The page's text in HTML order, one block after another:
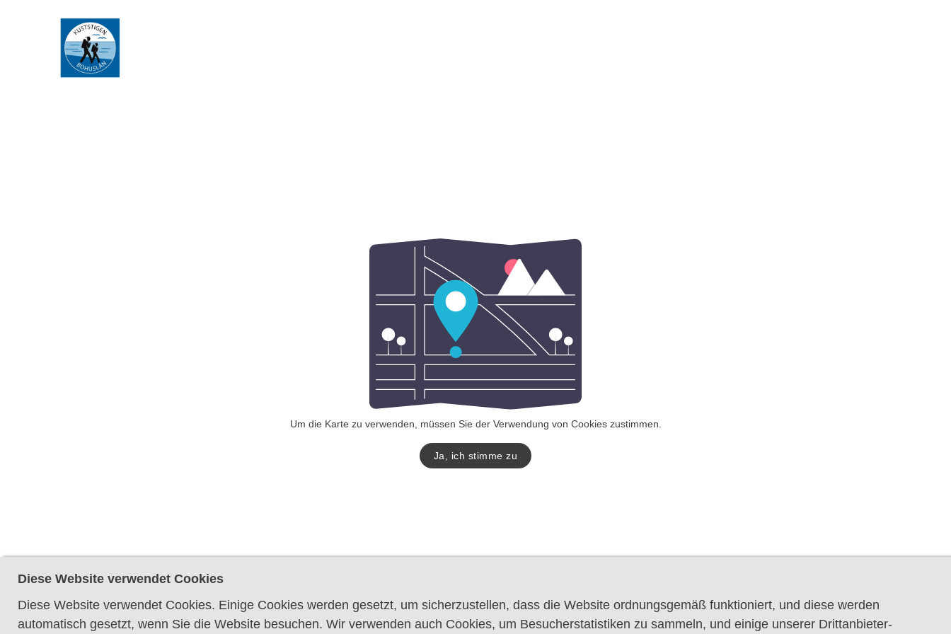
Um die Karte zu verwenden, müssen Sie der Verwendung von Cookies zustimmen.
Ja, ich stimme zu
Diese Website verwendet Cookies
Diese Website verwendet Cookies. Einige Cookies werden gesetzt, um sicherzustellen, dass die Website ordnungsgemäß funktioniert, und diese werden
automatisch gesetzt, wenn Sie die Website besuchen. Wir verwenden auch Cookies, um Besucherstatistiken zu sammeln, und einige unserer Drittanbieter-